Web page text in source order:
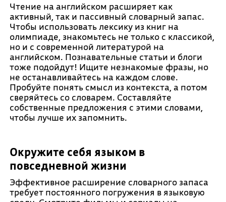
Чтение на английском расширяет как
активный, так и пассивный словарный запас.
Чтобы использовать лексику из книг на
олимпиаде, знакомьтесь не только с классикой,
но и с современной литературой на
английском. Познавательные статьи и блоги
тоже подойдут! Ищите незнакомые фразы, но
не останавливайтесь на каждом слове.
Пробуйте понять смысл из контекста, а потом
сверяйтесь со словарем. Составляйте
собственные предложения с этими словами,
чтобы лучше их запомнить.
Окружите себя языком в
повседневной жизни
Эффективное расширение словарного запаса
требует постоянного погружения в языковую